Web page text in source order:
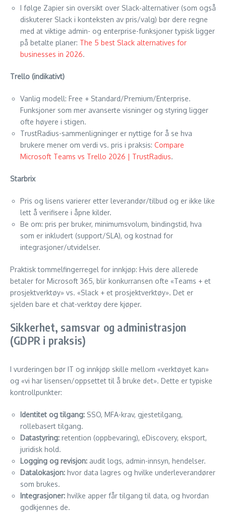
I følge Zapier sin oversikt over Slack-alternativer (som også
diskuterer Slack i konteksten av pris/valg) bør dere regne
med at viktige admin- og enterprise-funksjoner typisk ligger
på betalte planer: The 5 best Slack alternatives for
businesses in 2026.
Trello (indikativt)
Vanlig modell: Free + Standard/Premium/Enterprise.
Funksjoner som mer avanserte visninger og styring ligger
ofte høyere i stigen.
TrustRadius-sammenligninger er nyttige for å se hva
brukere mener om verdi vs. pris i praksis: Compare
Microsoft Teams vs Trello 2026 | TrustRadius.
Starbrix
Pris og lisens varierer etter leverandør/tilbud og er ikke like
lett å verifisere i åpne kilder.
Be om: pris per bruker, minimumsvolum, bindingstid, hva
som er inkludert (support/SLA), og kostnad for
integrasjoner/utvidelser.
Praktisk tommelfingerregel for innkjøp: Hvis dere allerede
betaler for Microsoft 365, blir konkurransen ofte «Teams + et
prosjektverktøy» vs. «Slack + et prosjektverktøy». Det er
sjelden bare et chat-verktøy dere kjøper.
Sikkerhet, samsvar og administrasjon
(GDPR i praksis)
I vurderingen bør IT og innkjøp skille mellom «verktøyet kan»
og «vi har lisensen/oppsettet til å bruke det». Dette er typiske
kontrollpunkter:
Identitet og tilgang: SSO, MFA-krav, gjestetilgang,
rollebasert tilgang.
Datastyring: retention (oppbevaring), eDiscovery, eksport,
juridisk hold.
Logging og revisjon: audit logs, admin-innsyn, hendelser.
Datalokasjon: hvor data lagres og hvilke underleverandører
som brukes.
Integrasjoner: hvilke apper får tilgang til data, og hvordan
godkjennes de.